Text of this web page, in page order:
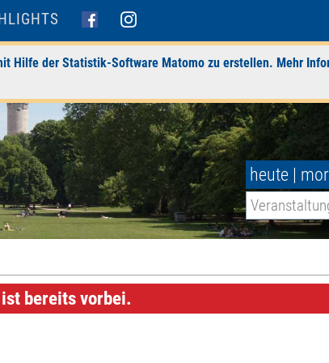
Hilfe der Statistik-Software Matomo zu erstellen. Mehr
heute |
bereits vorbei.